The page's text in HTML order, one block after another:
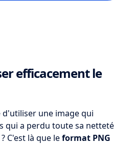
efficacement le
d'utiliser une image qui
qui a perdu toute sa netteté
C'est là que leformat PNG